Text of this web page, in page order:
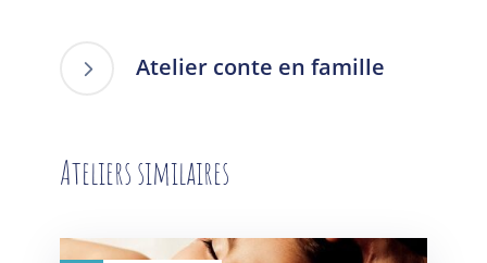
Atelier conte en famille
Ateliers similaires